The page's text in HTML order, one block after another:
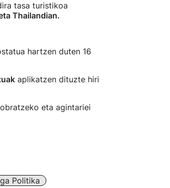
tasa turistikoa
Thailandian.
hartzen duten 16
aplikatzen dituzte hiri
eta agintariei
Politika